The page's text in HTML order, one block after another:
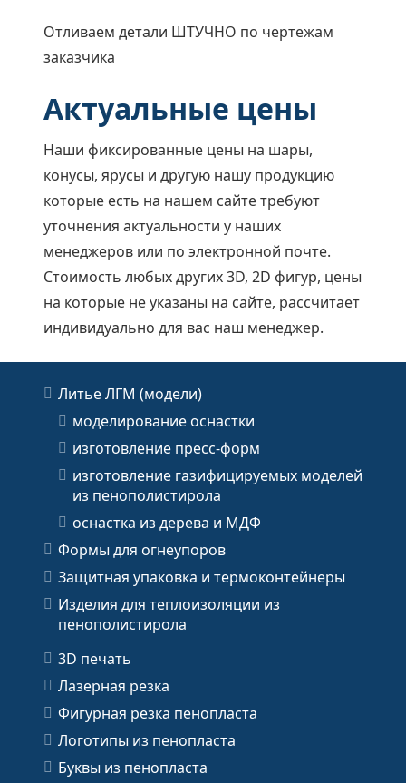
Отливаем детали ШТУЧНО по чертежам
заказчика
Актуальные цены
Наши фиксированные цены на шары,
конусы, ярусы и другую нашу продукцию
которые есть на нашем сайте требуют
уточнения актуальности у наших
менеджеров или по электронной почте.
Стоимость любых других 3D, 2D фигур, цены
на которые не указаны на сайте, рассчитает
индивидуально для вас наш менеджер.
Литье ЛГМ (модели)
моделирование оснастки
изготовление пресс-форм
изготовление газифицируемых моделей
из пенополистирола
оснастка из дерева и МДФ
Формы для огнеупоров
Защитная упаковка и термоконтейнеры
Изделия для теплоизоляции из
пенополистирола
3D печать
Лазерная резка
Фигурная резка пенопласта
Логотипы из пенопласта
Буквы из пенопласта